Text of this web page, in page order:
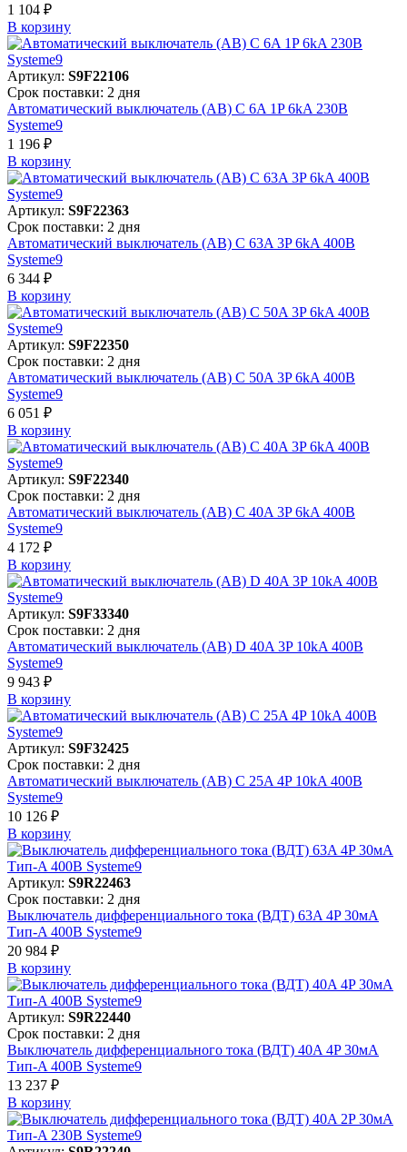
1 104 ₽
В корзинy
Артикул: S9F22106
Срок поставки: 2 дня
Автоматический выключатель (АВ) C 6A 1P 6kA 230В
Systeme9
1 196 ₽
В корзинy
Артикул: S9F22363
Срок поставки: 2 дня
Автоматический выключатель (АВ) C 63A 3P 6kA 400В
Systeme9
6 344 ₽
В корзинy
Артикул: S9F22350
Срок поставки: 2 дня
Автоматический выключатель (АВ) C 50A 3P 6kA 400В
Systeme9
6 051 ₽
В корзинy
Артикул: S9F22340
Срок поставки: 2 дня
Автоматический выключатель (АВ) C 40A 3P 6kA 400В
Systeme9
4 172 ₽
В корзинy
Артикул: S9F33340
Срок поставки: 2 дня
Автоматический выключатель (АВ) D 40A 3P 10kA 400В
Systeme9
9 943 ₽
В корзинy
Артикул: S9F32425
Срок поставки: 2 дня
Автоматический выключатель (АВ) C 25A 4P 10kA 400В
Systeme9
10 126 ₽
В корзинy
Артикул: S9R22463
Срок поставки: 2 дня
Выключатель дифференциального тока (ВДТ) 63A 4P 30мА
Тип-A 400В Systeme9
20 984 ₽
В корзинy
Артикул: S9R22440
Срок поставки: 2 дня
Выключатель дифференциального тока (ВДТ) 40A 4P 30мА
Тип-A 400В Systeme9
13 237 ₽
В корзинy